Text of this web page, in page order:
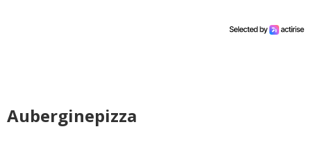
Auberginepizza